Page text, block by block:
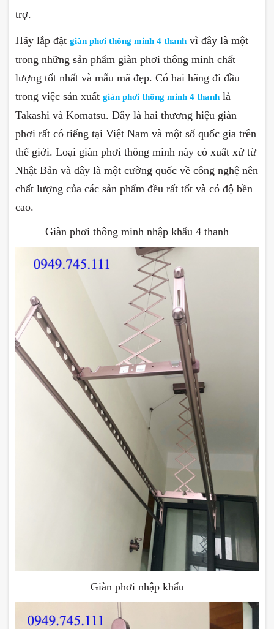
trợ.
Hãy lắp đặt giàn phơi thông minh 4 thanh vì đây là một
trong những sản phẩm giàn phơi thông minh chất
lượng tốt nhất và mẫu mã đẹp. Có hai hãng đi đầu
trong việc sản xuất giàn phơi thông minh 4 thanh là
Takashi và Komatsu. Đây là hai thương hiệu giàn
phơi rất có tiếng tại Việt Nam và một số quốc gia trên
thế giới. Loại giàn phơi thông minh này có xuất xứ từ
Nhật Bản và đây là một cường quốc về công nghệ nên
chất lượng của các sản phẩm đều rất tốt và có độ bền
cao.
Giàn phơi thông minh nhập khẩu 4 thanh
Giàn phơi nhập khẩu